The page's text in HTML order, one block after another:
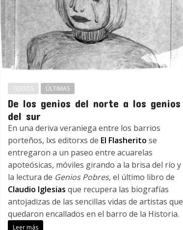
TEXTOS ÚLTIMAS
De los genios del norte a los genios
del sur
En una deriva veraniega entre los barrios
porteños, lxs editorxs de El Flasherito se
entregaron a un paseo entre acuarelas
apoteósicas, móviles girando a la brisa del río y
la lectura de Genios Pobres, el último libro de
Claudio Iglesias que recupera las biografías
antojadizas de las sencillas vidas de artistas que
quedaron encallados en el barro de la Historia.
Leer más